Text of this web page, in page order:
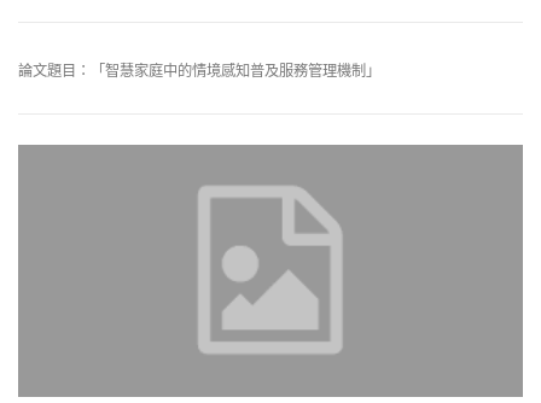
論文題目：「智慧家庭中的情境感知普及服務管理機制」